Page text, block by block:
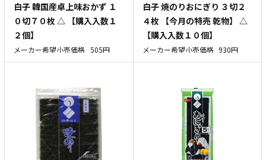
白子 韓国産卓上味おかず １
０切７０枚 △ 【購入入数１
２個】
メーカー希望小売価格 505円
白子 焼のりおにぎり ３切２
４枚 【今月の特売 乾物】 △
【購入入数１０個】
メーカー希望小売価格 930円